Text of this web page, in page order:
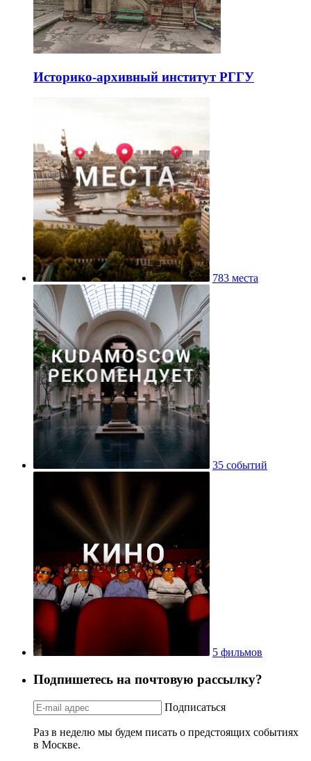
Историко-архивный институт РГГУ
783 места
35 событий
5 фильмов
Подпишетесь на почтовую рассылку?
Подписаться
Раз в неделю мы будем писать о предстоящих событиях
в Москве.